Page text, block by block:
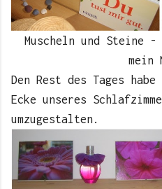
Muscheln und Steine
mein
Den Rest des Tages
Ecke unseres
umzugestalten.